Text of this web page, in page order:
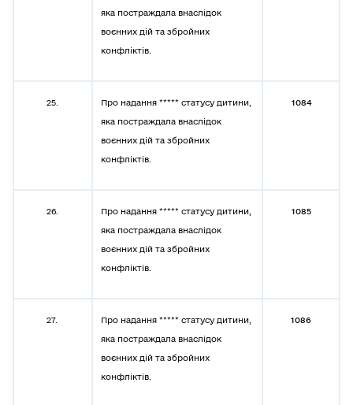
яка постраждала внаслідок
воєнних дій та збройних
конфліктів.
25.
Про надання ***** статусу дитини,
яка постраждала внаслідок
воєнних дій та збройних
конфліктів.
1084
26.
Про надання ***** статусу дитини,
яка постраждала внаслідок
воєнних дій та збройних
конфліктів.
1085
27.
Про надання ***** статусу дитини,
яка постраждала внаслідок
воєнних дій та збройних
конфліктів.
1086